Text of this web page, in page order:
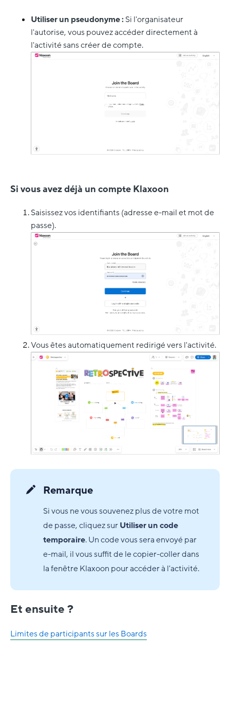
Utiliser un pseudonyme :Si l'organisateur
l'autorise, vous pouvez accéder directement à
l'activité sans créer de compte.
Si vous avez déjà un compte Klaxoon
Saisissez vos identifiants (adresse e-mail et mot de
passe).
Vous êtes automatiquement redirigé vers l'activité.
Remarque
Si vous ne vous souvenez plus de votre mot
de passe, cliquez surUtiliser un code
temporaire. Un code vous sera envoyé par
e-mail, il vous suffit de le copier-coller dans
la fenêtre Klaxoon pour accéder à l'activité.
Et ensuite ?
Limites de participants sur les Boards